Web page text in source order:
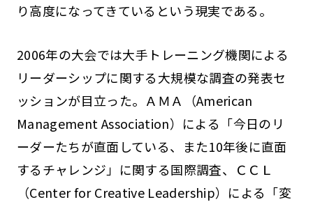
り高度になってきているという現実である。
2006年の大会では大手トレーニング機関による
リーダーシップに関する大規模な調査の発表セ
ッションが目立った。ＡＭＡ（American
Management Association）による「今日のリ
ーダーたちが直面している、また10年後に直面
するチャレンジ」に関する国際調査、ＣＣＬ
（Center for Creative Leadership）による「変